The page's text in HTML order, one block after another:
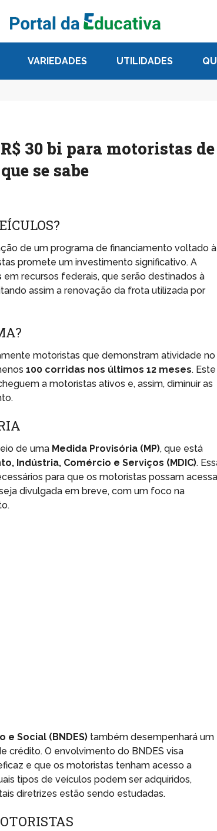
VARIEDADES UTILIDADES
30 bi para motoristas de
se sabe
de um programa de financiamento voltado à
promete um investimento significativo. A
em recursos federais, que serão destinados à
assim a renovação da frota utilizada por
motoristas que demonstram atividade no
100 corridas nos últimos 12 meses. Este
a motoristas ativos e, assim, diminuir as
de uma Medida Provisória (MP), que está
Indústria, Comércio e Serviços (MDIC).
para que os motoristas possam
divulgada em breve, com um foco na
Social (BNDES) também desempenhará um
crédito. O envolvimento do BNDES visa
e que os motoristas tenham acesso a
tipos de veículos podem ser adquiridos,
diretrizes estão sendo estudadas.